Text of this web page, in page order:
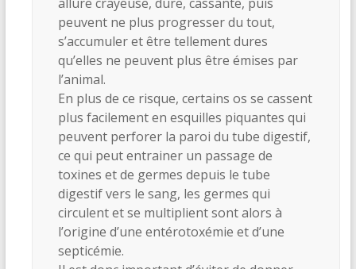
peuvent ne plus progresser du tout,
s’accumuler et être tellement dures
qu’elles ne peuvent plus être émises par
l’animal.
En plus de ce risque, certains os se cassent
plus facilement en esquilles piquantes qui
peuvent perforer la paroi du tube digestif,
ce qui peut entrainer un passage de
toxines et de germes depuis le tube
digestif vers le sang, les germes qui
circulent et se multiplient sont alors à
l’origine d’une entérotoxémie et d’une
septicémie.